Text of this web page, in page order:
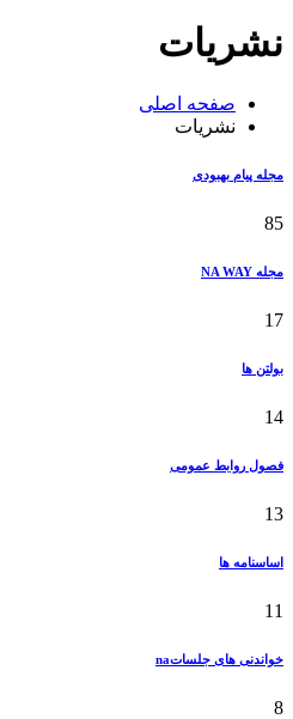
نشریات
صفحه اصلی
نشریات
مجله پیام بهبودی
85
مجله NA WAY
17
بولتن ها
14
فصول روابط عمومی
13
اساسنامه ها
11
خواندنی های جلساتna
8